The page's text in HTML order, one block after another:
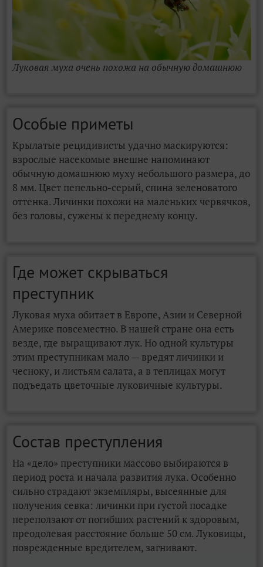
Луковая муха очень похожа на обычную домашнюю
Особые приметы
Крылатые рецидивисты удачно маскируются:
взрослые насекомые внешне напоминают
обычную домашнюю муху небольшого размера, до
8 мм. Цвет пепельно-серый, спина зеленоватого
оттенка. Личинки похожи на маленьких червячков,
без головы, сужены к переднему концу.
Где может скрываться
преступник
Луковая муха обитает в Европе, Азии и Северной
Америке повсеместно. В нашей стране она есть
везде, где выращивают лук. Но одной культуры
этим преступникам мало — вредят личинки и
чесноку, и листьям салата, а в теплицах могут
подъедать цветочные луковичные культуры.
Состав преступления
На «дело» преступники массово выбираются в
период роста и начала развития лука. Особенно
сильно страдают экземпляры, высеянные для
получения севка: личинки при густой посадке
переползают от погибших растений к здоровым,
преодолевая расстояние больше 50 см. Луковицы,
поврежденные вредителем, загнивают.